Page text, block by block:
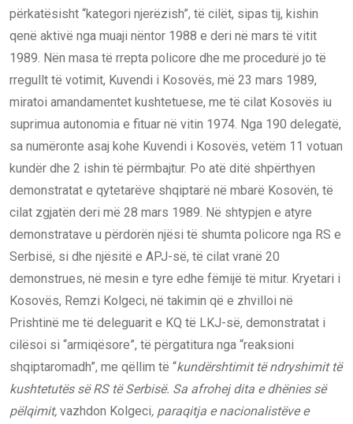
përkatësisht “kategori njerëzish”, të cilët, sipas tij, kishin
qenë aktivë nga muaji nëntor 1988 e deri në mars të vitit
1989. Nën masa të rrepta policore dhe me procedurë jo të
rregullt të votimit, Kuvendi i Kosovës, më 23 mars 1989,
miratoi amandamentet kushtetuese, me të cilat Kosovës iu
suprimua autonomia e fituar në vitin 1974. Nga 190 delegatë,
sa numëronte asaj kohe Kuvendi i Kosovës, vetëm 11 votuan
kundër dhe 2 ishin të përmbajtur. Po atë ditë shpërthyen
demonstratat e qytetarëve shqiptarë në mbarë Kosovën, të
cilat zgjatën deri më 28 mars 1989. Në shtypjen e atyre
demonstratave u përdorën njësi të shumta policore nga RS e
Serbisë, si dhe njësitë e APJ-së, të cilat vranë 20
demonstrues, në mesin e tyre edhe fëmijë të mitur. Kryetari i
Kosovës, Remzi Kolgeci, në takimin që e zhvilloi në
Prishtinë me të deleguarit e KQ të LKJ-së, demonstratat i
cilësoi si “armiqësore”, të përgatitura nga “reaksioni
shqiptaromadh”, me qëllim të “kundërshtimit të ndryshimit të
kushtetutës së RS të Serbisë. Sa afrohej dita e dhënies së
pëlqimit, vazhdon Kolgeci, paraqitja e nacionalistëve e